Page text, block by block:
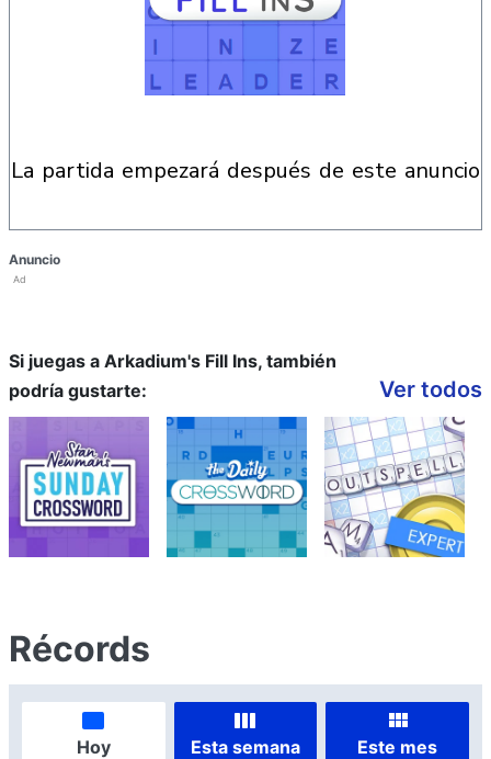
la partida empezará después de este anuncio
Anuncio
Ad
Si juegas a Arkadium's Fill Ins, también
podría gustarte:
Ver todos
Récords
Hoy Esta semana Este mes